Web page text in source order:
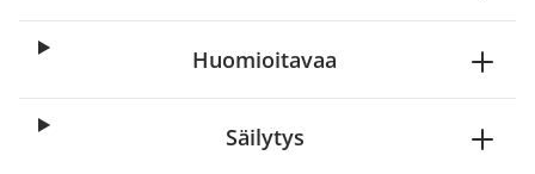
Huomioitavaa
Säilytys